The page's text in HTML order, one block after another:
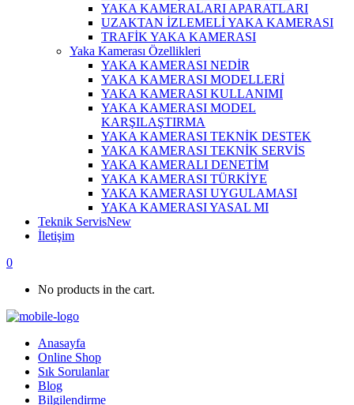
YAKA KAMERALARI APARATLARI
UZAKTAN İZLEMELİ YAKA KAMERASI
TRAFİK YAKA KAMERASI
Yaka Kamerası Özellikleri
YAKA KAMERASI NEDİR
YAKA KAMERASI MODELLERİ
YAKA KAMERASI KULLANIMI
YAKA KAMERASI MODEL
KARŞILAŞTIRMA
YAKA KAMERASI TEKNİK DESTEK
YAKA KAMERASI TEKNİK SERVİS
YAKA KAMERALI DENETİM
YAKA KAMERASI TÜRKİYE
YAKA KAMERASI UYGULAMASI
YAKA KAMERASI YASAL MI
Teknik ServisNew
İletişim
0
No products in the cart.
Anasayfa
Online Shop
Sık Sorulanlar
Blog
Bilgilendirme